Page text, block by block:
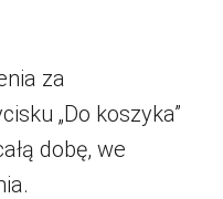
za
„Do koszyka”
dobę, we